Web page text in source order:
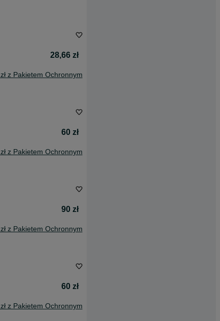
28,66 zł
z Pakietem Ochronnym
60 zł
z Pakietem Ochronnym
90 zł
z Pakietem Ochronnym
60 zł
z Pakietem Ochronnym